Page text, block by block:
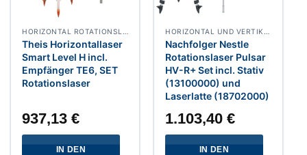
Theis Horizontallaser
Smart Level H incl.
Empfänger TE6, SET
Rotationslaser
937,13€
IN DEN
Nachfolger Nestle
Rotationslaser Pulsar
HV-R+ Set incl. Stativ
(13100000) und
Laserlatte (18702000)
1.103,40€
IN DEN